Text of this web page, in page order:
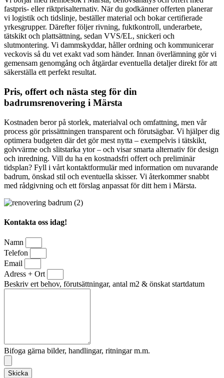
fastpris- eller riktprisalternativ. När du godkänner offerten planerar
vi logistik och tidslinje, beställer material och bokar certifierade
yrkesgrupper. Därefter följer rivning, fuktkontroll, underarbete,
tätskikt och plattsättning, sedan VVS/EL, snickeri och
slutmontering. Vi dammskyddar, håller ordning och kommunicerar
veckovis så du vet exakt vad som händer. Innan överlämning gör vi
gemensam genomgång och åtgärdar eventuella detaljer direkt för att
säkerställa ett perfekt resultat.
Pris, offert och nästa steg för din
badrumsrenovering i Märsta
Kostnaden beror på storlek, materialval och omfattning, men vår
process gör prissättningen transparent och förutsägbar. Vi hjälper dig
optimera budgeten där det gör mest nytta – exempelvis i tätskikt,
golvvärme och slitstarka ytor – och visar smarta alternativ för design
och inredning. Vill du ha en kostnadsfri offert och preliminär
tidsplan? Fyll i vårt kontaktformulär med information om nuvarande
badrum, önskad stil och eventuella skisser. Vi återkommer snabbt
med rådgivning och ett förslag anpassat för ditt hem i Märsta.
Kontakta oss idag!
Namn
Telefon
Email
Adress + Ort
Beskriv ert behov, förutsättningar, antal m2 & önskat startdatum
Bifoga gärna bilder, handlingar, ritningar m.m.
Skicka